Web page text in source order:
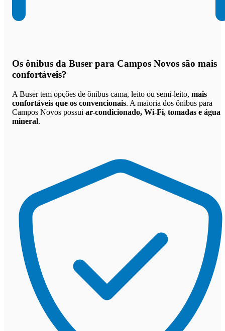
Os ônibus da Buser para Campos Novos são mais
confortáveis?
A Buser tem opções de ônibus cama, leito ou semi-leito, mais
confortáveis que os convencionais. A maioria dos ônibus para
Campos Novos possui ar-condicionado, Wi-Fi, tomadas e água
mineral.